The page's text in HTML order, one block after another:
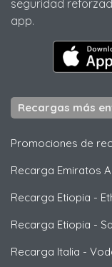
seguridad
app.
Recargas más
Promociones de
Recarga Emiratos
Recarga Etiopia -
Recarga Etiopia -
Recarga Italia -